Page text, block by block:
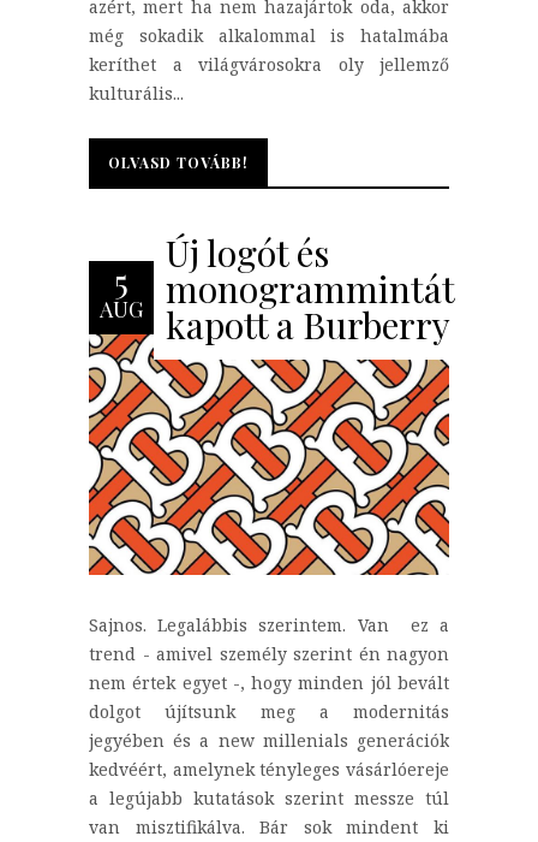
azért, mert ha nem hazajártok oda, akkor
még sokadik alkalommal is hatalmába
keríthet a világvárosokra oly jellemző
kulturális...
OLVASD TOVÁBB!
OLVASD TOVÁBB!
5
AUG
Új logót és
monogrammintát
kapott a Burberry
Sajnos. Legalábbis szerintem. Van ez a
trend - amivel személy szerint én nagyon
nem értek egyet -, hogy minden jól bevált
dolgot újítsunk meg a modernitás
jegyében és a new millenials generációk
kedvéért, amelynek tényleges vásárlóereje
a legújabb kutatások szerint messze túl
van misztifikálva. Bár sok mindent ki